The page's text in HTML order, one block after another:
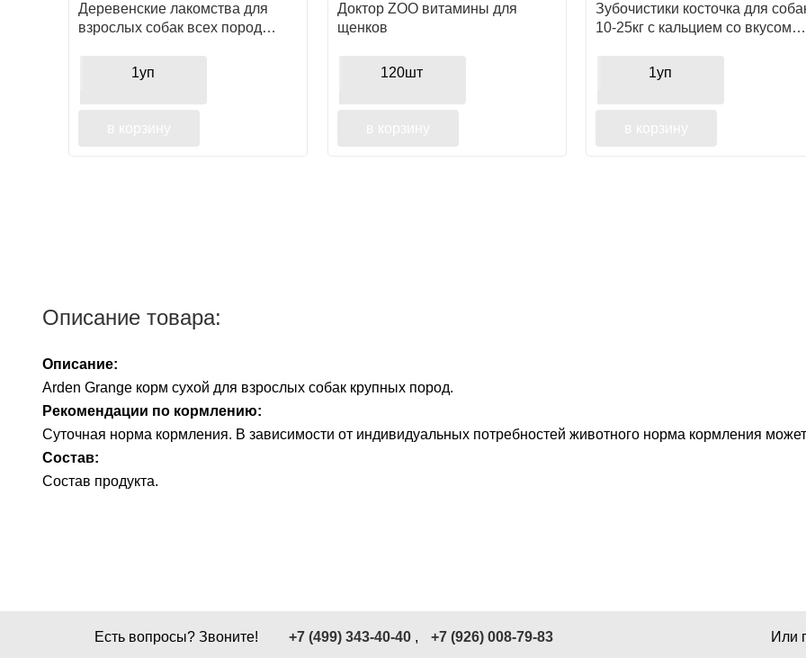
Деревенские лакомства для
взрослых собак всех пород
1уп
Доктор ZOO витамины для
щенков
120шт
Зубочистики косточка для
10-25кг с кальцием со вкусом
1уп
Описание товара:
Описание:
Arden Grange корм сухой для взрослых собак крупных пород.
Рекомендации по кормлению:
Суточная норма кормления. В зависимости от индивидуальных потребностей животного норма кормления
Состав:
Состав продукта.
Есть вопросы? Звоните! +7 (499) 343-40-40 , +7 (926) 008-79-83 Или